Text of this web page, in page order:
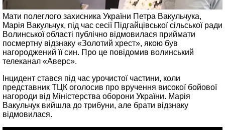
Мати полеглого захисника України Петра Вакульчука,
Марія Вакульчук, під час сесії Підгайцівської сільської ради
Волинської області публічно відмовилася приймати
посмертну відзнаку «Золотий хрест», якою був
нагороджений її син. Про це повідомив волинський
телеканал «Аверс».
Інцидент стався під час урочистої частини, коли
представник ТЦК оголосив про вручення високої бойової
нагороди від Міністерства оборони України. Марія
Вакульчук вийшла до трибуни, але брати відзнаку
відмовилася.